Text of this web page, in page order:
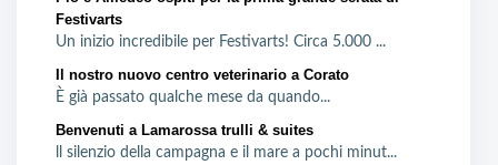
Festivarts
Un inizio incredibile per Festivarts! Circa 5.000 ...
Il nostro nuovo centro veterinario a Corato
È già passato qualche mese da quando...
Benvenuti a Lamarossa trulli & suites
ll silenzio della campagna e il mare a pochi minut...